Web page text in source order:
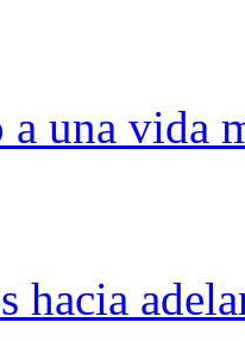
a una vida
hacia